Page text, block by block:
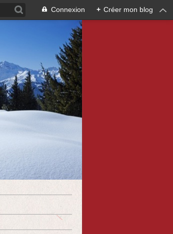
Connexion + Créer mon blog